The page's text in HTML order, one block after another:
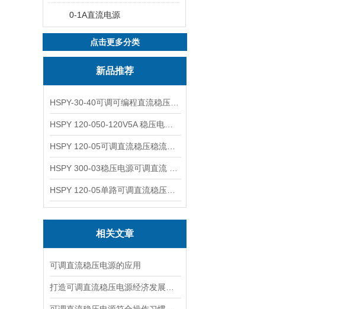
0-1A直流电源
点击更多分类
新品推荐
相关文章
可调直流稳压电源的应用